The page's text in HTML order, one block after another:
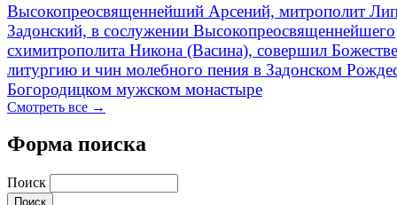
Высокопреосвященнейший Арсений, митрополит
Задонский, в сослужении Высокопреосвященнейшего
схимитрополита Никона (Васина), совершил
литургию и чин молебного пения в Задонском
Богородицком мужском монастыре
Смотреть все →
Форма поиска
Поиск